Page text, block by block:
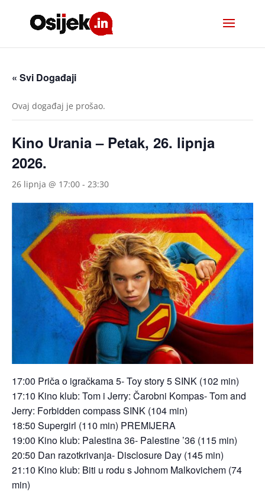
« Svi Događaji
Ovaj događaj je prošao.
Kino Urania – Petak, 26. lipnja
2026.
26 lipnja @ 17:00 - 23:30
17:00 Priča o igračkama 5- Toy story 5 SINK (102 min)
17:10 Kino klub: Tom i Jerry: Čarobni Kompas- Tom and
Jerry: Forbidden compass SINK (104 min)
18:50 Supergirl (110 min) PREMIJERA
19:00 Kino klub: Palestina 36- Palestine ’36 (115 min)
20:50 Dan razotkrivanja- Disclosure Day (145 min)
21:10 Kino klub: Biti u rodu s Johnom Malkovichem (74
min)